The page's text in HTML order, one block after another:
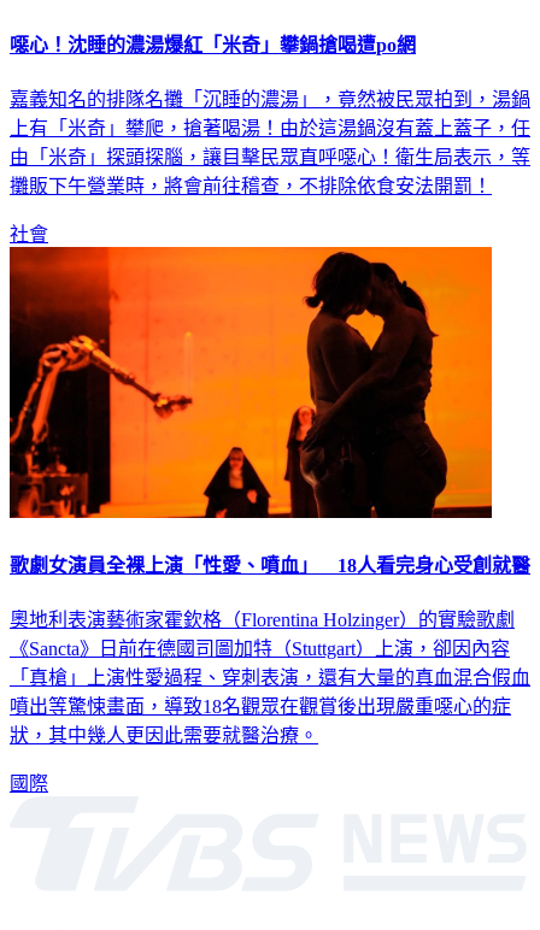
噁心！沈睡的濃湯爆紅「米奇」攀鍋搶喝遭po網
嘉義知名的排隊名攤「沉睡的濃湯」，竟然被民眾拍到，湯鍋
上有「米奇」攀爬，搶著喝湯！由於這湯鍋沒有蓋上蓋子，任
由「米奇」探頭探腦，讓目擊民眾直呼噁心！衛生局表示，等
攤販下午營業時，將會前往稽查，不排除依食安法開罰！
社會
歌劇女演員全裸上演「性愛、噴血」 18人看完身心受創就醫
奧地利表演藝術家霍欽格（Florentina Holzinger）的實驗歌劇
《Sancta》日前在德國司圖加特（Stuttgart）上演，卻因內容
「真槍」上演性愛過程、穿刺表演，還有大量的真血混合假血
噴出等驚悚畫面，導致18名觀眾在觀賞後出現嚴重噁心的症
狀，其中幾人更因此需要就醫治療。
國際